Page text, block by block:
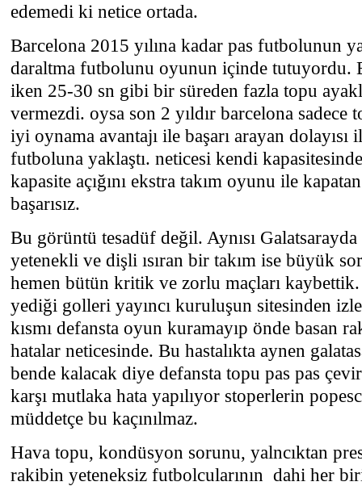
edemedi ki netice ortada.
Barcelona 2015 yılına kadar pas futbolunun
daraltma futbolunu oyunun içinde tutuyordu.
iken 25-30 sn gibi bir süreden fazla topu
vermezdi. oysa son 2 yıldır barcelona sadece
iyi oynama avantajı ile başarı arayan dolayısı
futboluna yaklaştı. neticesi kendi
kapasite açığını ekstra takım oyunu ile
başarısız.
Bu görüntü tesadüf değil. Aynısı
yetenekli ve dişli ısıran bir takım ise büyük
hemen bütün kritik ve zorlu maçları kaybettik.
yediği golleri yayıncı kuruluşun sitesinden
kısmı defansta oyun kuramayıp önde basan
hatalar neticesinde. Bu hastalıkta aynen
bende kalacak diye defansta topu pas pas
karşı mutlaka hata yapılıyor stoperlerin
müddetçe bu kaçınılmaz.
Hava topu, kondüsyon sorunu, yalncıktan
rakibin yeteneksiz futbolcularının dahi her